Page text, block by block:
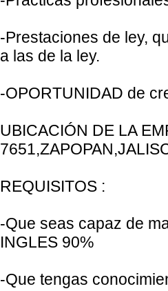
-Prestaciones de ley,
a las de la ley.
-OPORTUNIDAD de
UBICACIÓN DE LA
REQUISITOS :
-Que seas capaz de
INGLES 90%
-Que tengas